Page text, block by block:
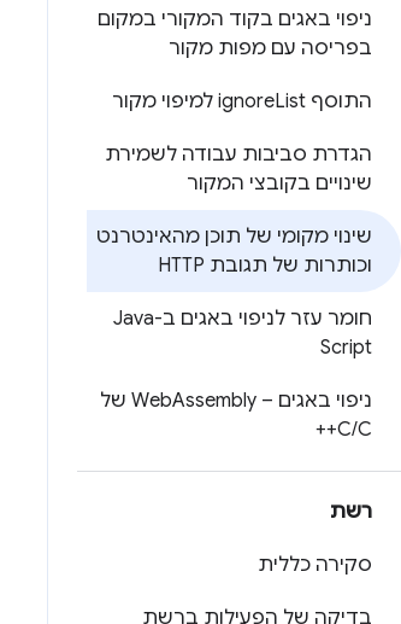
ניפוי באגים בקוד המקורי במקום
בפריסה עם מפות מקור
התוסף ignore List למיפוי מקור
הגדרת סביבות עבודה לשמירת
שינויים בקובצי המקור
שינוי מקומי של תוכן מהאינטרנט
וכותרות של תגובת HTTP
חומר עזר לניפוי באגים ב-Java
Script
ניפוי באגים – Web
Assembly של
C/C++
רשת
סקירה כללית
בדיקה של הפעילות ברשת